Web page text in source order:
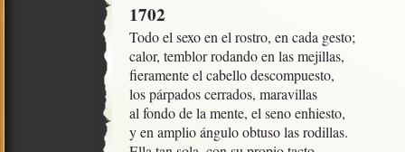
1702
Todo el sexo en el rostro, en cada gesto;
calor, temblor rodando en las mejillas,
fieramente el cabello descompuesto,
los párpados cerrados, maravillas
al fondo de la mente, el seno enhiesto,
y en amplio ángulo obtuso las rodillas.